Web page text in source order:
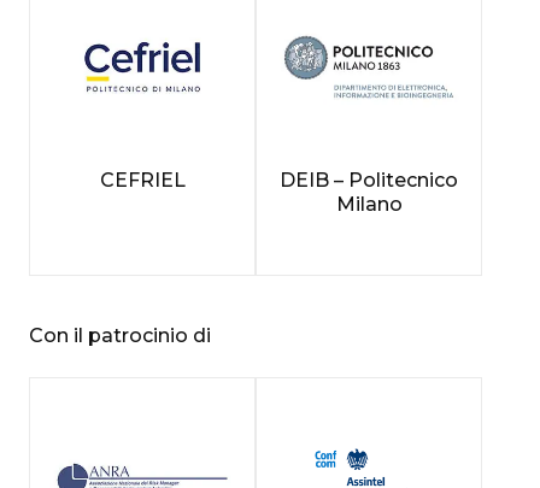
CEFRIEL
DEIB – Politecnico
Milano
Con il patrocinio di